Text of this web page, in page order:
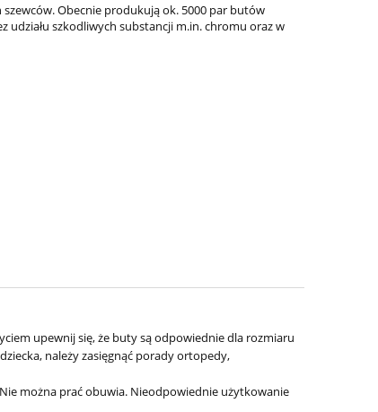
Obecnie produkują ok. 5000 par butów
szkodliwych substancji m.in. chromu oraz w
upewnij się, że buty są odpowiednie dla rozmiaru
należy zasięgnąć porady ortopedy,
można prać obuwia. Nieodpowiednie użytkowanie